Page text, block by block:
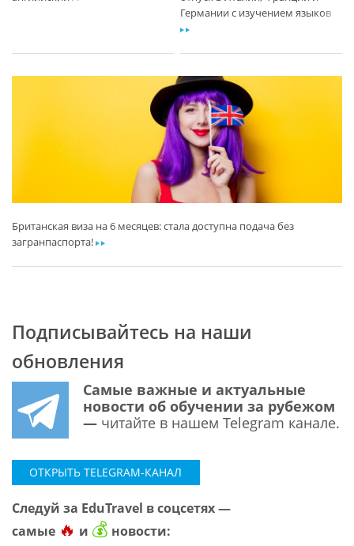
Германии с изучением языков
ar
Британская виза на 6 месяцев: стала доступна подача без
загранпаспорта!ar
Подписывайтесь на наши
обновления
Самые важные и актуальные
новости об обучении за рубежом
— читайте в нашем Telegram канале.
ОТКРЫТЬ TELEGRAM-КАНАЛ
Следуй за EduTravel в соцсетях —
самые 🔥 и 💰 новости: